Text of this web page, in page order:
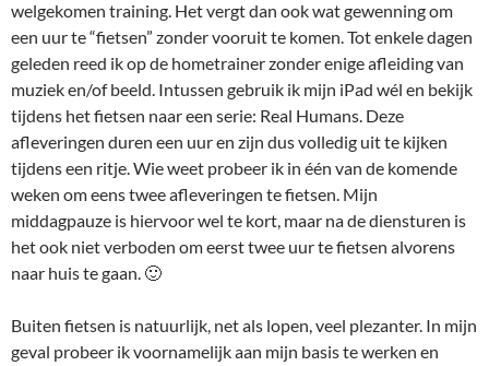
welgekomen training. Het vergt dan ook wat gewenning om
een uur te “fietsen” zonder vooruit te komen. Tot enkele dagen
geleden reed ik op de hometrainer zonder enige afleiding van
muziek en/of beeld. Intussen gebruik ik mijn iPad wél en bekijk
tijdens het fietsen naar een serie: Real Humans. Deze
afleveringen duren een uur en zijn dus volledig uit te kijken
tijdens een ritje. Wie weet probeer ik in één van de komende
weken om eens twee afleveringen te fietsen. Mijn
middagpauze is hiervoor wel te kort, maar na de diensturen is
het ook niet verboden om eerst twee uur te fietsen alvorens
naar huis te gaan. 🙂
Buiten fietsen is natuurlijk, net als lopen, veel plezanter. In mijn
geval probeer ik voornamelijk aan mijn basis te werken en